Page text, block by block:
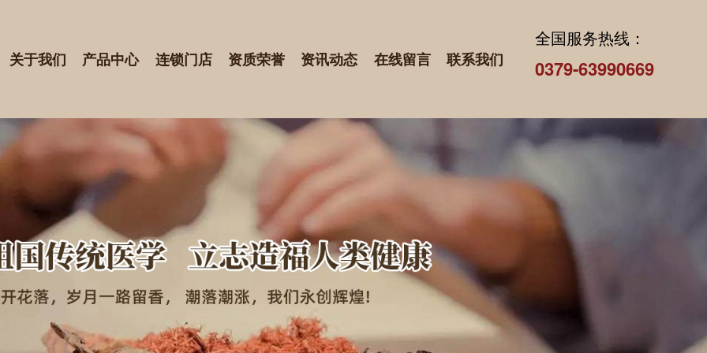
关于我们 产品中心 连锁门店 资质荣誉 资讯动态 在线留言 联系我们
全国服务热线：
0379-63990669